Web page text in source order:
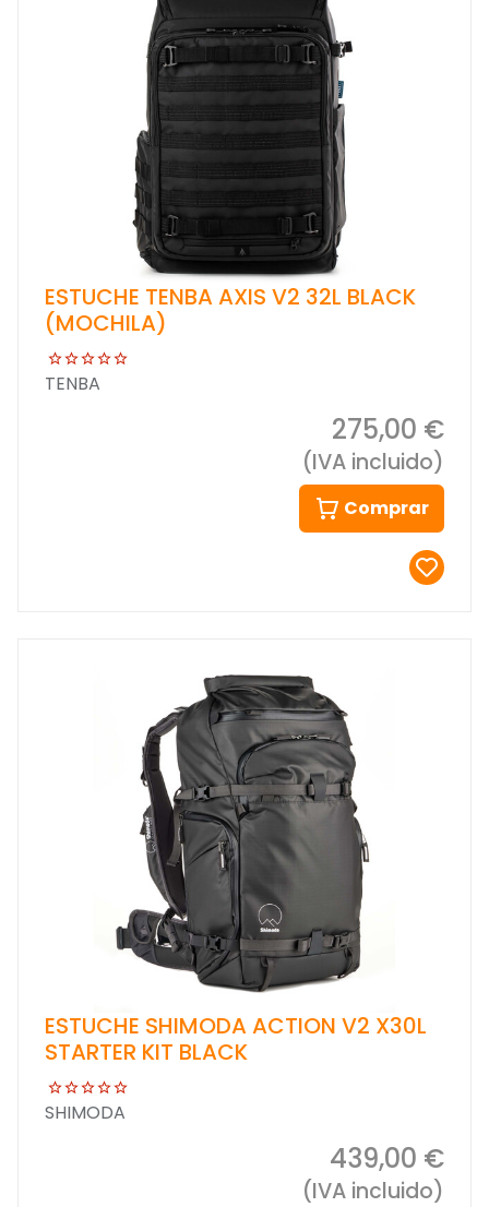
ESTUCHE TENBA AXIS V2 32L BLACK
(MOCHILA)
TENBA
275,00 €
(IVA incluido)
Comprar
ESTUCHE SHIMODA ACTION V2 X30L
STARTER KIT BLACK
SHIMODA
439,00 €
(IVA incluido)